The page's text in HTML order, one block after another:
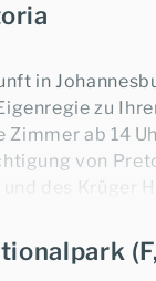
in
zu
Zimmer ab 14
von
des Krüger